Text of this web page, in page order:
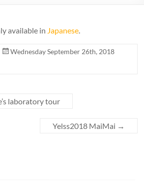
available in Japanese.
Wednesday September 26th, 2018
laboratory tour
Yelss2018 MaiMai →